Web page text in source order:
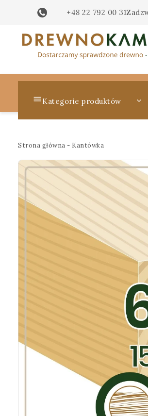
+48 22 792 00 31
Kategorie produktów
Strona główna - Kantówka